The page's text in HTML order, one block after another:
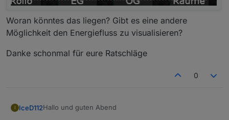
Woran könntes das liegen? Gibt es eine andere
Möglichkeit den Energiefluss zu visualisieren?
Danke schonmal für eure Ratschläge
0
I IceD112Hallo und guten Abend